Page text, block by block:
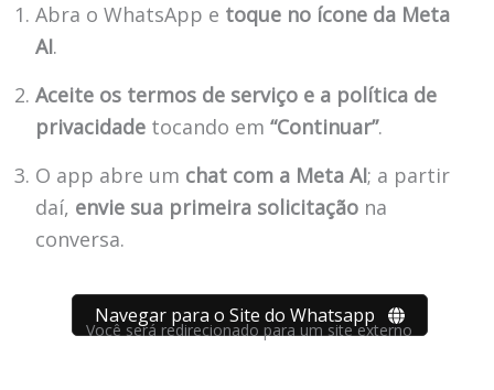
Abra o WhatsApp e toque no ícone da Meta
AI.
Aceite os termos de serviço e a política de
privacidadetocando em “Continuar”.
O app abre um chat com a Meta AI; a partir
daí, envie sua primeira solicitaçãona
conversa.
Navegar para o Site do Whatsapp
Você será redirecionado para um site externo